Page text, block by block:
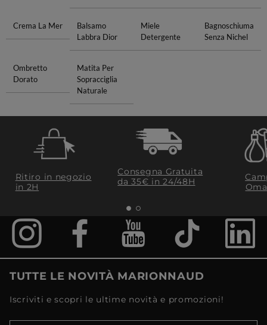
Crema La Mer
Balsamo
Labbra Dior
Miele
Detergente
Bagnoschiuma
Senza Nichel
Ombretto
Dorato
Matita Per
Sopracciglia
Naturale
Ritiro in negozio
in 2H
Consegna Gratuita
da 35€​ in 24/48H
TUTTE LE NOVITÀ MARIONNAUD
Iscriviti e scopri le ultime novità e promozioni!